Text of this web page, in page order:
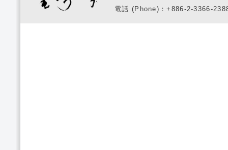
電話 (Phone)：+886-2-3366-